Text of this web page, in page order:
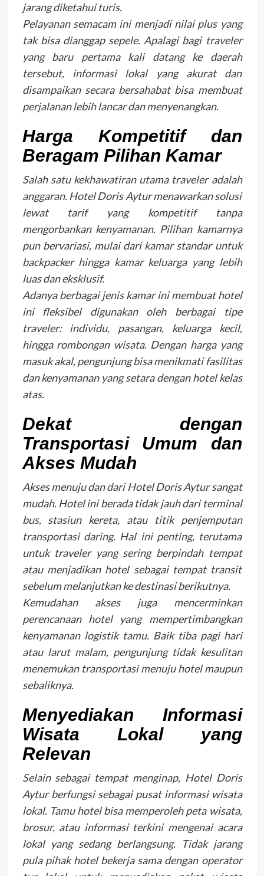
jarang diketahui turis.
Pelayanan semacam ini menjadi nilai plus yang
tak bisa dianggap sepele. Apalagi bagi traveler
yang baru pertama kali datang ke daerah
tersebut, informasi lokal yang akurat dan
disampaikan secara bersahabat bisa membuat
perjalanan lebih lancar dan menyenangkan.
Harga Kompetitif dan
Beragam Pilihan Kamar
Salah satu kekhawatiran utama traveler adalah
anggaran. Hotel Doris Aytur menawarkan solusi
lewat tarif yang kompetitif tanpa
mengorbankan kenyamanan. Pilihan kamarnya
pun bervariasi, mulai dari kamar standar untuk
backpacker hingga kamar keluarga yang lebih
luas dan eksklusif.
Adanya berbagai jenis kamar ini membuat hotel
ini fleksibel digunakan oleh berbagai tipe
traveler: individu, pasangan, keluarga kecil,
hingga rombongan wisata. Dengan harga yang
masuk akal, pengunjung bisa menikmati fasilitas
dan kenyamanan yang setara dengan hotel kelas
atas.
Dekat dengan
Transportasi Umum dan
Akses Mudah
Akses menuju dan dari Hotel Doris Aytur sangat
mudah. Hotel ini berada tidak jauh dari terminal
bus, stasiun kereta, atau titik penjemputan
transportasi daring. Hal ini penting, terutama
untuk traveler yang sering berpindah tempat
atau menjadikan hotel sebagai tempat transit
sebelum melanjutkan ke destinasi berikutnya.
Kemudahan akses juga mencerminkan
perencanaan hotel yang mempertimbangkan
kenyamanan logistik tamu. Baik tiba pagi hari
atau larut malam, pengunjung tidak kesulitan
menemukan transportasi menuju hotel maupun
sebaliknya.
Menyediakan Informasi
Wisata Lokal yang
Relevan
Selain sebagai tempat menginap, Hotel Doris
Aytur berfungsi sebagai pusat informasi wisata
lokal. Tamu hotel bisa memperoleh peta wisata,
brosur, atau informasi terkini mengenai acara
lokal yang sedang berlangsung. Tidak jarang
pula pihak hotel bekerja sama dengan operator